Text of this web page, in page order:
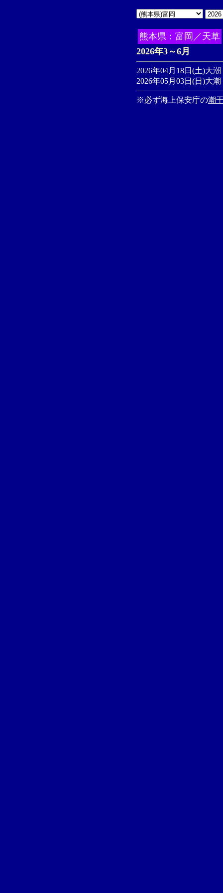
熊本県：富岡／天草
2026年3～6月
2026年04月18日(土)大
2026年05月03日(日)大
※必ず海上保安庁の潮